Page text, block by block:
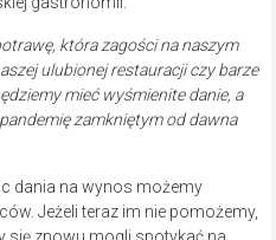
która zagości na naszym
ulubionej restauracji czy barze
mieć wyśmienite danie, a
zamkniętym od dawna
dania na wynos możemy
Jeżeli teraz im nie pomożemy,